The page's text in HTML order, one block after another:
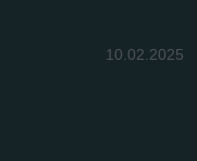
10.02.2025